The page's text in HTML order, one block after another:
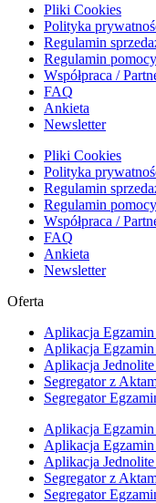
Pliki Cookies
Polityka
Regulamin
Regulamin
Współpraca /
FAQ
Ankieta
Newsletter
Pliki Cookies
Polityka
Regulamin
Regulamin
Współpraca /
FAQ
Ankieta
Newsletter
Oferta
Aplikacja
Aplikacja
Aplikacja
Segregator z
Segregator
Aplikacja
Aplikacja
Aplikacja
Segregator z
Segregator